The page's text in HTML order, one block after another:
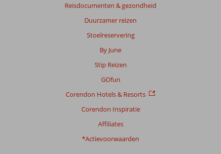
Reisdocumenten & gezondheid
Duurzamer reizen
Stoelreservering
By June
Stip Reizen
GOfun
Corendon Hotels & Resorts
Corendon Inspiratie
Affiliates
*Actievoorwaarden